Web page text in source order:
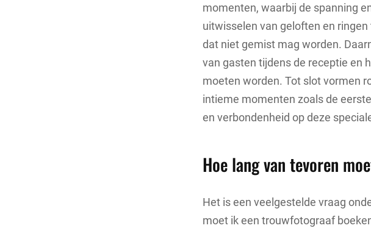
momenten, waarbij de spanning
uitwisselen van geloften en
dat niet gemist mag worden.
van gasten tijdens de receptie en
moeten worden. Tot slot vormen
intieme momenten zoals de
en verbondenheid op deze
Hoe lang van tevoren
Het is een veelgestelde vraag
moet ik een trouwfotograaf